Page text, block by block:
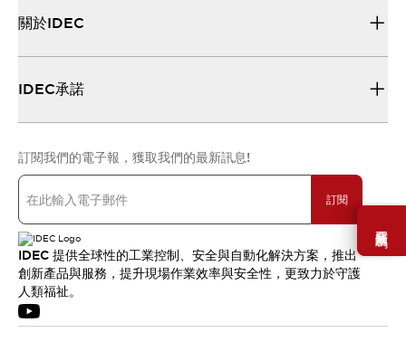
需要幫助嗎？
關於IDEC
IDEC承諾
訂閱我們的電子報，獲取我們的最新訊息!
訂閱
IDEC 提供全球性的工業控制、安全與自動化解決方案，推出
創新產品與服務，提升現場作業效率與安全性，更致力於守護
人類福祉。